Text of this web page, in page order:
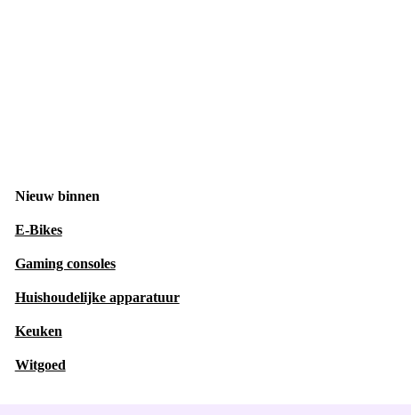
Nieuw binnen
E-Bikes
Gaming consoles
Huishoudelijke apparatuur
Keuken
Witgoed